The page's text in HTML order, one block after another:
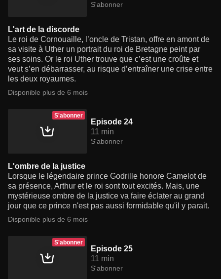
S'abonner
L'art de la discorde
Le roi de Cornouaille, l’oncle de Tristan, offre en amont de
sa visite à Uther un portrait du roi de Bretagne peint par
ses soins. Or le roi Uther trouve que c’est une croûte et
veut s’en débarrasser, au risque d’entraîner une crise entre
les deux royaumes.
Disponible plus de 6 mois
S'abonner
Episode 24
11 min
S'abonner
L'ombre de la justice
Lorsque le légendaire prince Godrille honore Camelot de
sa présence, Arthur et le roi sont tout excités. Mais, une
mystérieuse ombre de la justice va faire éclater au grand
jour que ce prince n'est pas aussi formidable qu'il y parait.
Disponible plus de 6 mois
S'abonner
Episode 25
11 min
S'abonner